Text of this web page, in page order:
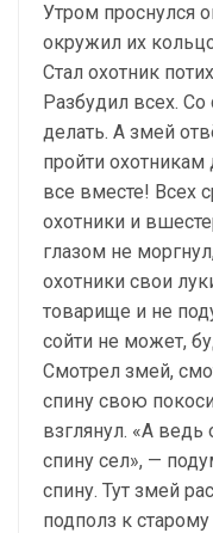
Утром проснулся
окружил их
Стал охотник
Разбудил всех. Со
делать. А змей
пройти
все вместе! Всех
охотники и
глазом не
охотники свои
товарище и не
сойти не может,
Смотрел змей,
спину свою
взглянул. «А ведь
спину сел», —
спину. Тут змей
подполз к